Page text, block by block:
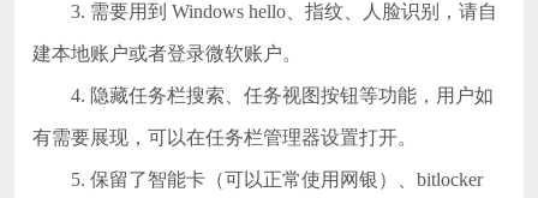
3. 需要用到 Windows hello、指纹、人脸识别，请自
建本地账户或者登录微软账户。
4. 隐藏任务栏搜索、任务视图按钮等功能，用户如
有需要展现，可以在任务栏管理器设置打开。
5. 保留了智能卡（可以正常使用网银）、bitlocker